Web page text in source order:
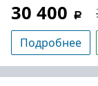
30 400
Подробнее